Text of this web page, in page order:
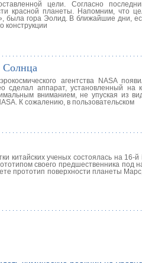
цели. Согласно
красной планеты. Напомним, что
была гора Эолид. В ближайшие дни,
конструкции
Солнца
агентства NASA
сделал аппарат, установленный на
вниманием, не упуская из
К сожалению, в пользовательском
китайских ученых состоялась на
своего предшественника под
прототип поверхности планеты